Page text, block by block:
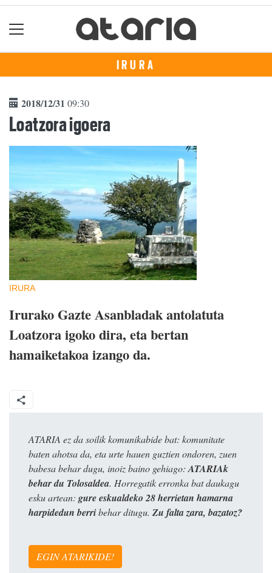
IRURA
2018/12/31 09:30
Loatzora igoera
IRURA
Irurako Gazte Asanbladak antolatuta
Loatzora igoko dira, eta bertan
hamaiketakoa izango da.
ATARIA ez da soilik komunikabide bat: komunitate
baten ahotsa da, eta urte hauen guztien ondoren, zuen
babesa behar dugu, inoiz baino gehiago: ATARIAk
behar du Tolosaldea. Horregatik erronka bat daukagu
esku artean: gure eskualdeko 28 herrietan hamarna
harpidedun berribehar ditugu. Zu falta zara, bazatoz?
EGIN ATARIKIDE!